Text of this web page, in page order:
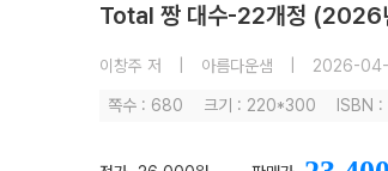
Total 짱 대수-22개정 (2026
이창주 저 아름다운샘 2026-
쪽수 : 680 크기 : 220*300 ISBN